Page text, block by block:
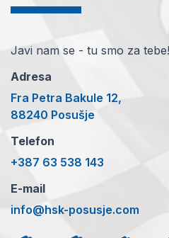
Javi nam se - tu smo za tebe!
Adresa
Fra Petra Bakule 12,
88240 Posušje
Telefon
+387 63 538 143
E-mail
info@hsk-posusje.com